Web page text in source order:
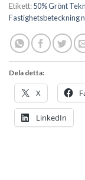
Etikett:50% Grönt
Fastighetsbeteckning
Dela detta:
X
LinkedIn